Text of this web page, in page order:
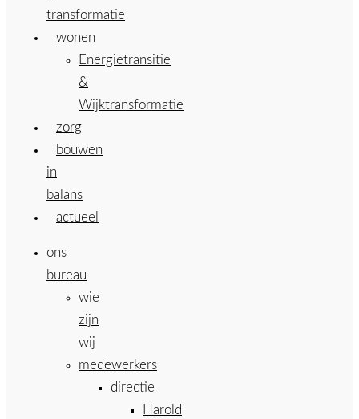
transformatie
wonen
Energietransitie
&
Wijktransformatie
zorg
bouwen
in
balans
actueel
ons
bureau
wie
zijn
wij
medewerkers
directie
Harold